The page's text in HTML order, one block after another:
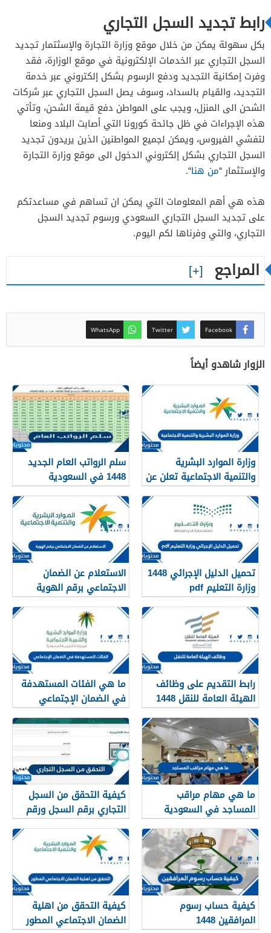
رابط تجديد السجل التجاري
بكل سهولة يمكن من خلال موقع وزارة التجارة والإسثتمار تجديد
السجل التجاري عبر الخدمات الإلكترونية في موقع الوزارة، فقد
وفرت إمكانية التجديد ودفع الرسوم بشكل إلكتروني عبر خدمة
التجديد، والقيام بالسداد، وسوف يصل السجل التجاري عبر شركات
الشحن الى المنزل، ويجب على المواطن دفع قيمة الشحن، وتأتي
هذه الإجراءات في ظل جائحة كورونا التي أصابت البلاد ومنعا
لتفشي الفيروس، ويمكن لجميع المواطنين الذين يريدون تجديد
السجل التجاري بشكل إلكتروني الدخول الى موقع وزارة التجارة
والإستثمار “من هنا“.
هذه هي أهم المعلومات التي يمكن ان تساهم في مساعدتكم
على تجديد السجل التجاري السعودي ورسوم تجديد السجل
التجاري، والتي وفرناها لكم اليوم.
المراجع
Facebook
Twitter
WhatsApp
الزوار شاهدو أيضاً
وزارة الموارد البشرية
والتنمية الاجتماعية تعلن عن
تفعيل نظام الضمان
الاجتماعي المطور والجديد
1448
سلم الرواتب العام الجديد
1448 في السعودية
تحميل الدليل الإجرائي 1448
وزارة التعليم pdf
الاستعلام عن الضمان
الاجتماعي برقم الهوية
1448
رابط التقديم على وظائف
الهيئة العامة للنقل 1448
في الرياض
ما هي الفئات المستهدفة
في الضمان الإجتماعي
الجديد 1448
ما هي مهام مراقب
المساجد في السعودية
1448
كيفية التحقق من السجل
التجاري برقم السجل ورقم
الهوية 1448
كيفية حساب رسوم
المرافقين 1448
كيفية التحقق من اهلية
الضمان الاجتماعي المطور